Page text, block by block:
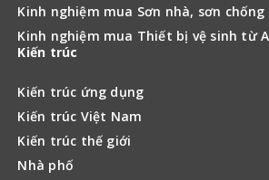
Kinh nghiệm mua Sơn nhà, sơn
Kinh nghiệm mua Thiết bị vệ sinh từ
Kiến trúc
Kiến trúc ứng dụng
Kiến trúc Việt Nam
Kiến trúc thế giới
Nhà phố